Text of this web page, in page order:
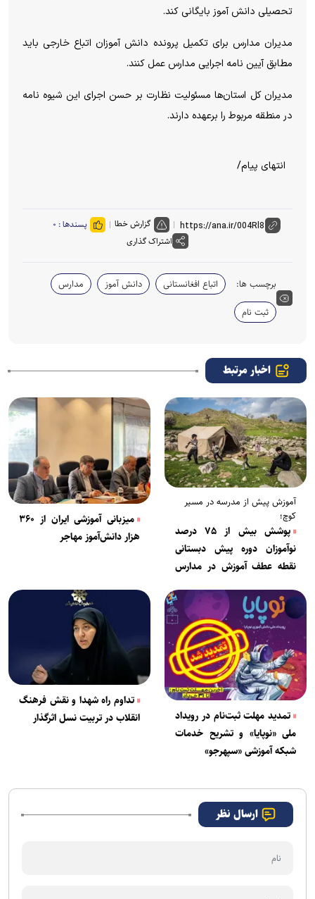
تحصیلی دانش آموز بایگانی کند.
مدیران مدارس برای تکمیل پرونده دانش آموزان اتباع خارجی باید
مطابق آیین نامه اجرایی مدارس عمل کنند.
مدیران کل استان‌ها مسئولیت نظارت بر حسن اجرای این شیوه نامه
در منطقه مربوط را برعهده دارند.
انتهای پیام/
گزارش خطا پسندها : ۰
اشتراک گذاری
برچسب ها: اتباع افغانستانی دانش آموز
مدارس
ثبت نام
اخبار مرتبط
آموزش پیش از مدرسه در مسیر
کوچ؛
پوشش بیش از ۷۵ درصد
نوآموزان دوره پیش دبستانی
نقطه عطف آموزش در مدارس
میزبانی آموزشی ایران از ۳۶۰
هزار دانش‌آموز مهاجر
تمدید مهلت ثبت‌نام در رویداد
ملی «نوپایا» و تشریح خدمات
شبکه آموزشی «سپهرجو»
تداوم راه شهدا و نقش فرهنگ
انقلاب در تربیت نسل اثرگذار
ارسال نظر